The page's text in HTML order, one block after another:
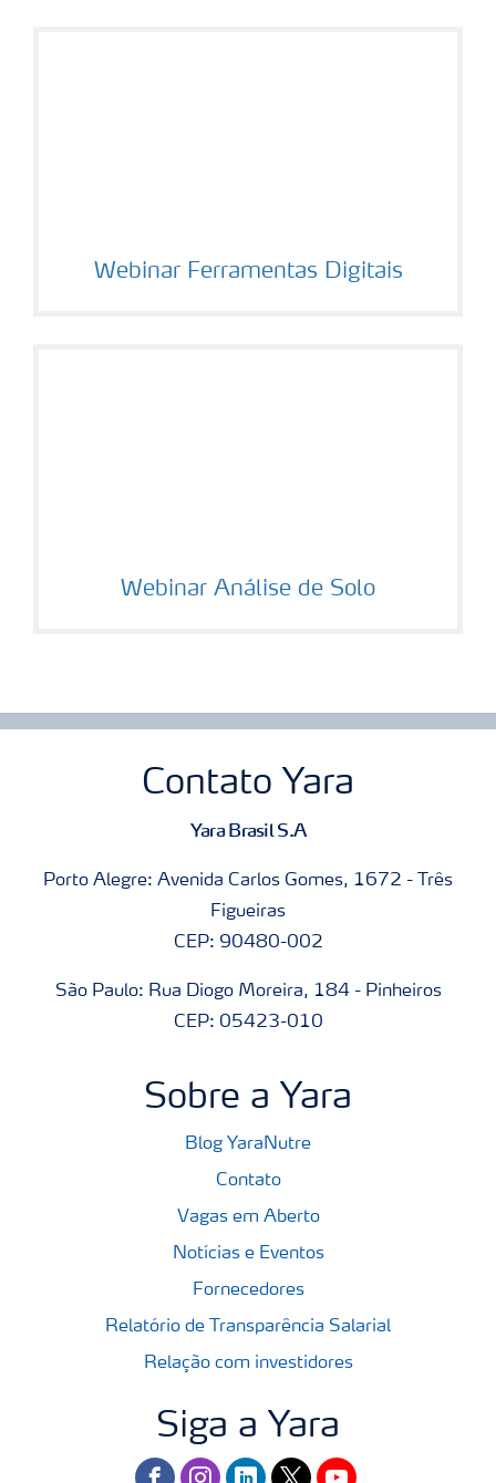
Webinar Ferramentas Digitais
Webinar Análise de Solo
Contato Yara
Yara Brasil S.A
Porto Alegre: Avenida Carlos Gomes, 1672 - Três
Figueiras
CEP: 90480-002
São Paulo: Rua Diogo Moreira, 184 - Pinheiros
CEP: 05423-010
Sobre a Yara
Blog YaraNutre
Contato
Vagas em Aberto
Notícias e Eventos
Fornecedores
Relatório de Transparência Salarial
Relação com investidores
Siga a Yara
facebookinstagram
linkedintwitteryoutube